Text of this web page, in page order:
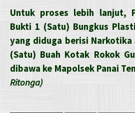
Untuk proses lebih lanjut,
Bukti 1 (Satu) Bungkus
yang diduga berisi Narkotika
(Satu) Buah Kotak Rokok
dibawa ke Mapolsek Panai
Ritonga)